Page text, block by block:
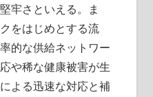
牢さといえる。ま
をはじめとする流
的な供給ネットワー
や稀な健康被害が生
よる迅速な対応と補